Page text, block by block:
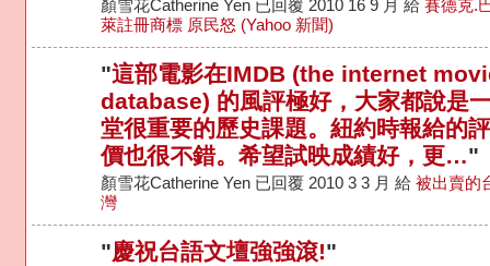
顏雪花Catherine Yen 已回覆 2010 16 9 月 給 賽德克.
萊註冊商標 原民怒 (Yahoo 新聞)
"這部電影在IMDB (the internet
database) 的風評極好，大家都說是
堂很重要的歷史課題。紐約時報給的評
價也很不錯。希望試映成績好，更…"
顏雪花Catherine Yen 已回覆 2010 3 3 月 給 被出賣的
灣
"慶祝台語文壇強強滾!"